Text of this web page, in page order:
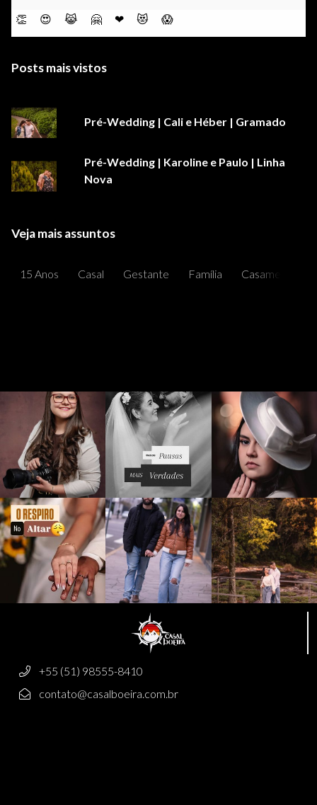
👏 😍 😹 🤗 ❤ 😻 😱
Posts mais vistos
Pré-Wedding | Cali e Héber | Gramado
Pré-Wedding | Karoline e Paulo | Linha
Nova
Veja mais assuntos
15 Anos Casal Gestante Família Casamentos
+55 (51) 98555-8410
contato@casalboeira.com.br